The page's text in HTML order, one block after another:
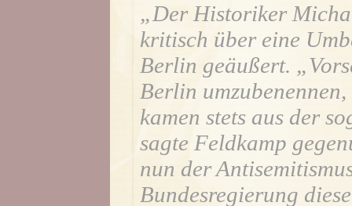
„Der Historiker
kritisch über eine
Berlin geäußert.
Berlin
kamen stets aus der
sagte Feldkamp
nun der
Bundesregierung